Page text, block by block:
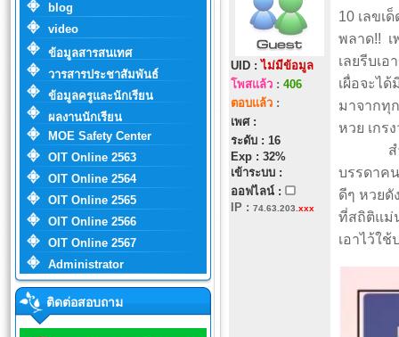
blog
video
ข้อมูลสารสนเทศ
วารสารประชาสัมพันธ์
ข้อมูลครูและนักเรียน
ผลงานนักเรียน
MOE Safety Center
OIT Online 2563
OIT Online 2564
OIT Online 2565
OIT Online 2566
OIT Online 2567
Administrator
ติดต่อสอบถาม
UID :ไม่มีข้อมูล
โพสแล้ว: 406
ตอบแล้ว:
เพศ :
ระดับ : 16
Exp : 32%
เข้าระบบ :
ออฟไลน์ :
IP : 74.63.203. xxx
10 เลขเ
พลาด!! เ
เลยรีบเ
เผื่อจะได้
มาจากทุ
หวย เกร
สำหรับ
บรรดาค
ดีๆ หวยดั
ที่สถิติแม่
เอาไว้ใ